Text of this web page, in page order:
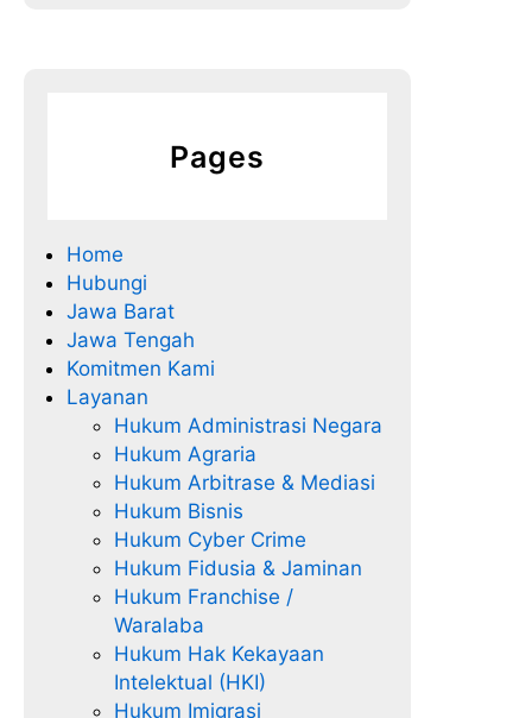
Pages
Home
Hubungi
Jawa Barat
Jawa Tengah
Komitmen Kami
Layanan
Hukum Administrasi Negara
Hukum Agraria
Hukum Arbitrase & Mediasi
Hukum Bisnis
Hukum Cyber Crime
Hukum Fidusia & Jaminan
Hukum Franchise /
Waralaba
Hukum Hak Kekayaan
Intelektual (HKI)
Hukum Imigrasi